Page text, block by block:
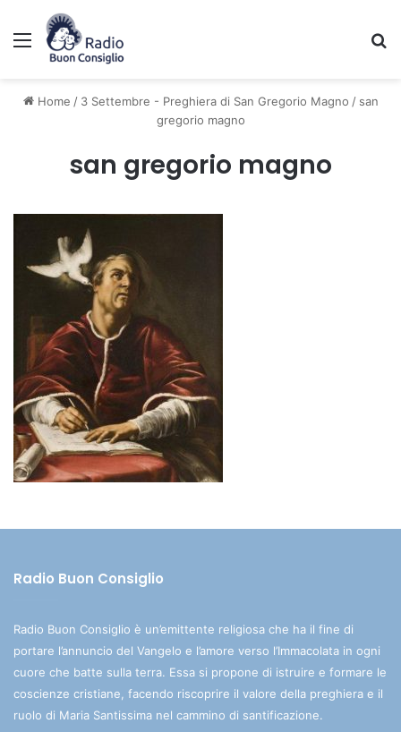
Menu
Home / 3 Settembre - Preghiera di San Gregorio Magno / san
gregorio magno
san gregorio magno
Radio Buon Consiglio
Radio Buon Consiglio è un’emittente religiosa che ha il fine di
portare l’annuncio del Vangelo e l’amore verso l’Immacolata in ogni
cuore che batte sulla terra. Essa si propone di istruire e formare le
coscienze cristiane, facendo riscoprire il valore della preghiera e il
ruolo di Maria Santissima nel cammino di santificazione.